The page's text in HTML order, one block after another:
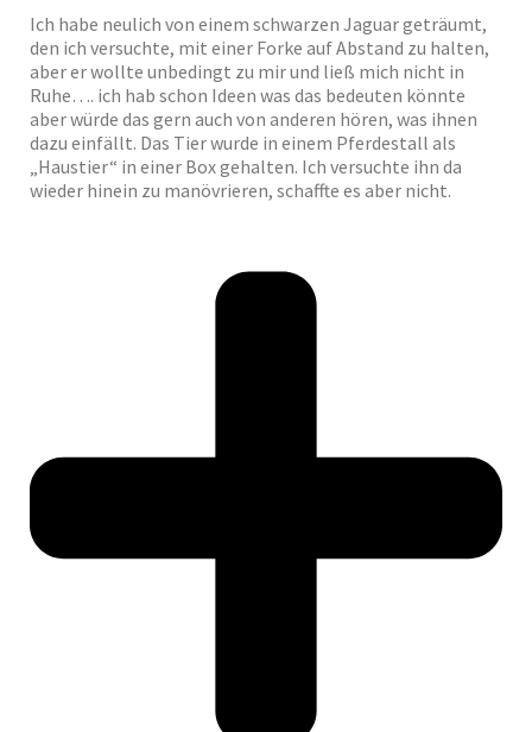
Ich habe neulich von einem schwarzen Jaguar geträumt,
den ich versuchte, mit einer Forke auf Abstand zu halten,
aber er wollte unbedingt zu mir und ließ mich nicht in
Ruhe…. ich hab schon Ideen was das bedeuten könnte
aber würde das gern auch von anderen hören, was ihnen
dazu einfällt. Das Tier wurde in einem Pferdestall als
„Haustier“ in einer Box gehalten. Ich versuchte ihn da
wieder hinein zu manövrieren, schaffte es aber nicht.